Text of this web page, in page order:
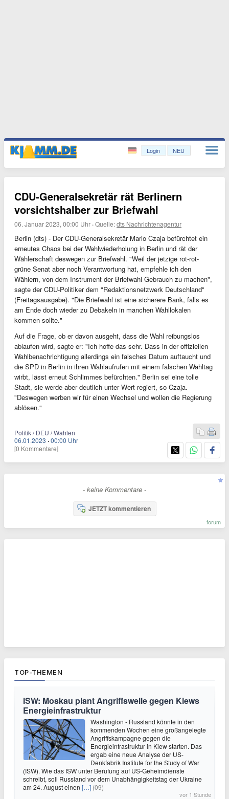
Login NEU
CDU-Generalsekretär rät Berlinern
vorsichtshalber zur Briefwahl
06. Januar 2023, 00:00 Uhr ·Quelle:dts Nachrichtenagentur
Berlin (dts) - Der CDU-Generalsekretär Mario Czaja befürchtet ein
erneutes Chaos bei der Wahlwiederholung in Berlin und rät der
Wählerschaft deswegen zur Briefwahl. "Weil der jetzige rot-rot-
grüne Senat aber noch Verantwortung hat, empfehle ich den
Wählern, von dem Instrument der Briefwahl Gebrauch zu machen",
sagte der CDU-Politiker dem "Redaktionsnetzwerk Deutschland"
(Freitagsausgabe). "Die Briefwahl ist eine sicherere Bank, falls es
am Ende doch wieder zu Debakeln in manchen Wahllokalen
kommen sollte."
Auf die Frage, ob er davon ausgeht, dass die Wahl reibungslos
ablaufen wird, sagte er: "Ich hoffe das sehr. Dass in der offiziellen
Wahlbenachrichtigung allerdings ein falsches Datum auftaucht und
die SPD in Berlin in ihren Wahlaufrufen mit einem falschen Wahltag
wirbt, lässt erneut Schlimmes befürchten." Berlin sei eine tolle
Stadt, sie werde aber deutlich unter Wert regiert, so Czaja.
"Deswegen werben wir für einen Wechsel und wollen die Regierung
ablösen."
Politik / DEU / Wahlen
06.01.2023 ·00:00 Uhr
[0 Kommentare]
- keine Kommentare -
JETZT kommentieren
forum
TOP-THEMEN
ISW: Moskau plant Angriffswelle gegen Kiews
Energieinfrastruktur
Washington - Russland könnte in den
kommenden Wochen eine großangelegte
Angriffskampagne gegen die
Energieinfrastruktur in Kiew starten. Das
ergab eine neue Analyse der US-
Denkfabrik Institute for the Study of War
(ISW). Wie das ISW unter Berufung auf US-Geheimdienste
schreibt, soll Russland vor dem Unabhängigkeitstag der Ukraine
am 24. August einen […] (09)
vor 1 Stunde